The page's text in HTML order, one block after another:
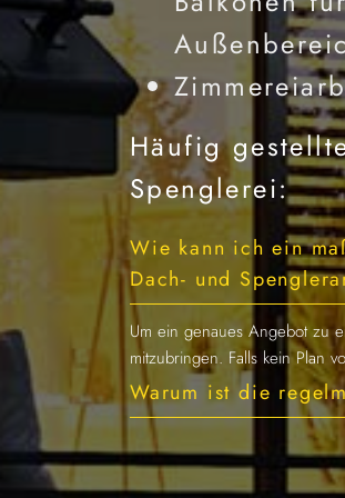
Häufig
Spenglerei:
Wie kann ich ein
Dach- und
Um ein genaues Angebot zu
mitzubringen. Falls kein Plan
Warum ist die